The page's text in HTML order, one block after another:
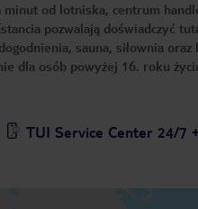
od lotniska, centrum
pozwalają doświadczyć
sauna, siłownia
dla osób powyżej 16. roku
TUI Service Center 24/7